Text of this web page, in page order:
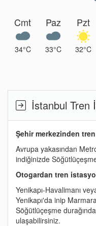
Cmt
34°C
Paz
33°C
Pzt
32°C
İstanbul Tren
Şehir merkezinden
Avrupa yakasından
indiğinizde
Otogardan tren
Yenikapı-Havalimanı
Yenikapı'da inip
Söğütlüçeşme
ulaşabilirsiniz.